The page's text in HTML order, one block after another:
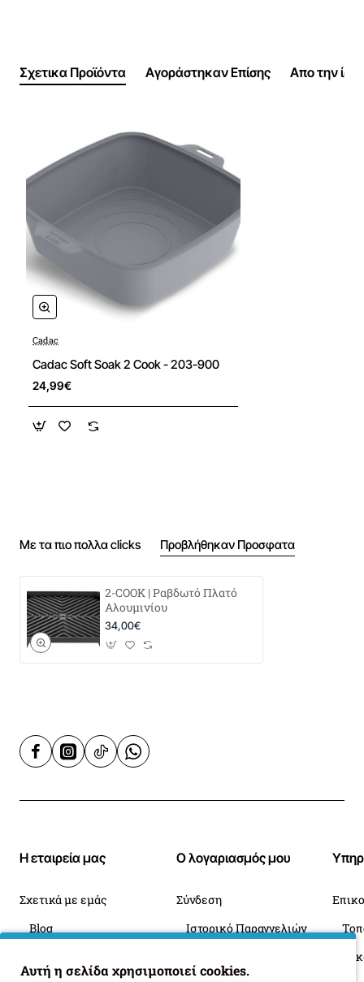
Σχετικα Προϊόντα Αγοράστηκαν Επίσης Απο την
Cadac
Cadac Soft Soak 2 Cook - 203-900
24,99€
Με τα πιο πολλα clicks Προβλήθηκαν Προσφατα
2-COOK | Ραβδωτό Πλατό
Αλουμινίου
34,00€
Η εταιρεία μας
Σχετικά με εμάς
Blog
Ο λογαριασμός μου
Σύνδεση
Ιστορικό Παραγγελιών
Αυτή η σελίδα χρησιμοποιεί cookies.